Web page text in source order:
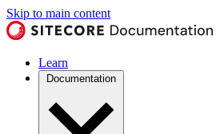
Skip to main content
Learn
Documentation